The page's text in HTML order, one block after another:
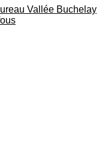
Vallée Buchelay